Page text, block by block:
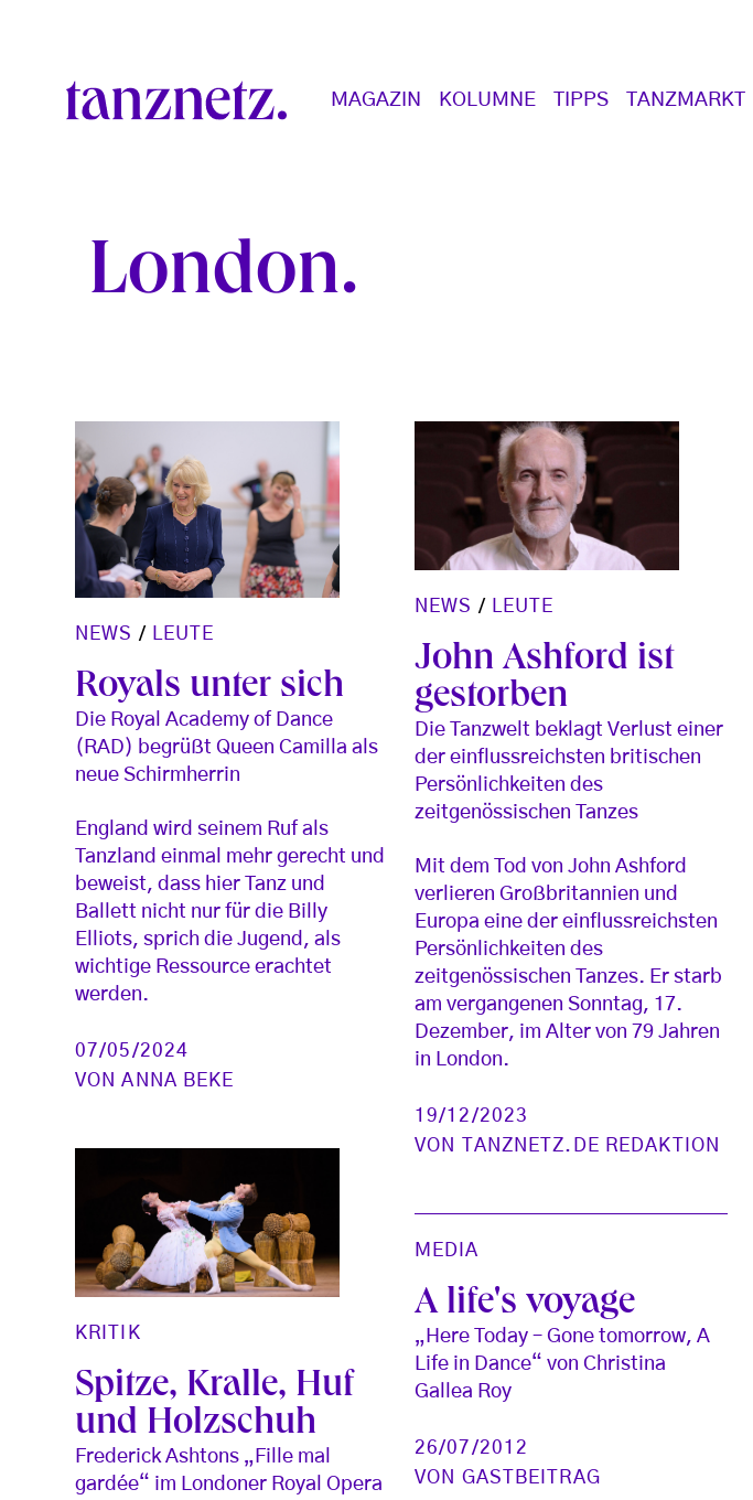
Main navigation
MAGAZIN KOLUMNE TIPPS TANZMARKT
London
NEWS / LEUTE
Royals unter sich
Die Royal Academy of Dance
(RAD) begrüßt Queen Camilla als
neue Schirmherrin
England wird seinem Ruf als
Tanzland einmal mehr gerecht und
beweist, dass hier Tanz und
Ballett nicht nur für die Billy
Elliots, sprich die Jugend, als
wichtige Ressource erachtet
werden.
07/05/2024
VONANNA BEKE
NEWS / LEUTE
John Ashford ist
gestorben
Die Tanzwelt beklagt Verlust einer
der einflussreichsten britischen
Persönlichkeiten des
zeitgenössischen Tanzes
Mit dem Tod von John Ashford
verlieren Großbritannien und
Europa eine der einflussreichsten
Persönlichkeiten des
zeitgenössischen Tanzes. Er starb
am vergangenen Sonntag, 17.
Dezember, im Alter von 79 Jahren
in London.
19/12/2023
VON
TANZNETZ.DE REDAKTION
KRITIK
Spitze, Kralle, Huf
und Holzschuh
Frederick Ashtons „Fille mal
gardée“ im Londoner Royal Opera
MEDIA
A life's voyage
„Here Today – Gone tomorrow, A
Life in Dance“ von Christina
Gallea Roy
26/07/2012
VON GASTBEITRAG